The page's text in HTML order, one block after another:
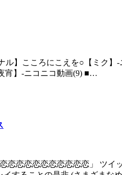
宵】‐ニコニコ動画(9) ■…